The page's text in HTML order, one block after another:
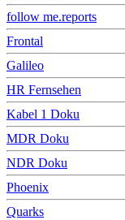
follow me.reports
Frontal
Galileo
HR Fernsehen
Kabel 1 Doku
MDR Doku
NDR Doku
Phoenix
Quarks